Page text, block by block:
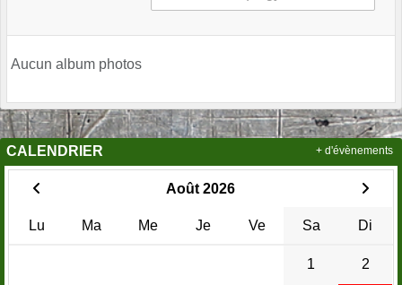
Aucun album photos
CALENDRIER
Août 2026
Lu Ma Me Je Ve Sa Di
1 2
+ d'évènements